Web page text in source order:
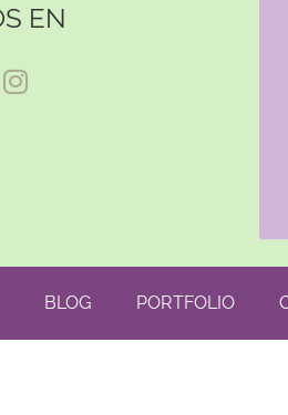
EN
BLOG PORTFOLIO